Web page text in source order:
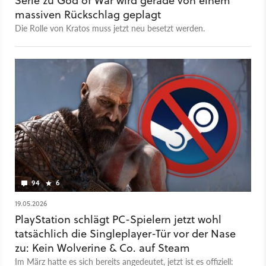
massiven Rückschlag geplagt
Die Rolle von Kratos muss jetzt neu besetzt werden.
94 6
19.05.2026
PlayStation schlägt PC-Spielern jetzt wohl
tatsächlich die Singleplayer-Tür vor der Nase
zu: Kein Wolverine & Co. auf Steam
Im März hatte es sich bereits angedeutet, jetzt ist es offiziell: